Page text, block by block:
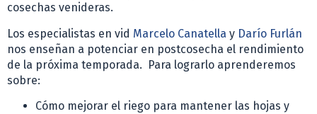
cosechas venideras.
Los especialistas en vid Marcelo Canatella y Darío Furlán
nos enseñan a potenciar en postcosecha el rendimiento
de la próxima temporada. Para lograrlo aprenderemos
sobre:
Cómo mejorar el riego para mantener las hojas y